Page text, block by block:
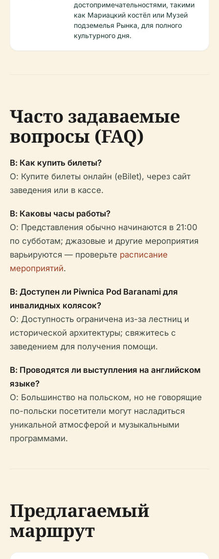
достопримечательностями, такими
как Мариацкий костёл или Музей
подземелья Рынка, для полного
культурного дня.
Часто задаваемые
вопросы (FAQ)
В: Как купить билеты?
О: Купите билеты онлайн (eBilet), через сайт
заведения или в кассе.
В: Каковы часы работы?
О: Представления обычно начинаются в 21:00
по субботам; джазовые и другие мероприятия
варьируются — проверьте расписание
мероприятий.
В: Доступен ли Piwnica Pod Baranami для
инвалидных колясок?
О: Доступность ограничена из-за лестниц и
исторической архитектуры; свяжитесь с
заведением для получения помощи.
В: Проводятся ли выступления на английском
языке?
О: Большинство на польском, но не говорящие
по-польски посетители могут насладиться
уникальной атмосферой и музыкальными
программами.
Предлагаемый
маршрут